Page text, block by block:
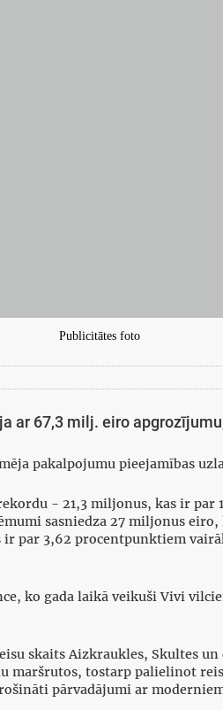
Publicitātes foto
67,3 milj. eiro
pakalpojumu pieejamības
- 21,3 miljonus, kas ir par
sasniedza 27 miljonus
par 3,62 procentpunktiem
ko gada laikā veikuši Vivi
skaits Aizkraukles, Skultes
maršrutos, tostarp palielinot
pārvadājumi ar